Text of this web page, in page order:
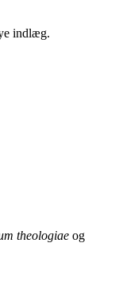
indlæg.
theologiae og